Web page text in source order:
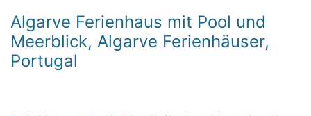
Algarve Ferienhaus mit Pool und
Meerblick, Algarve Ferienhäuser,
Portugal